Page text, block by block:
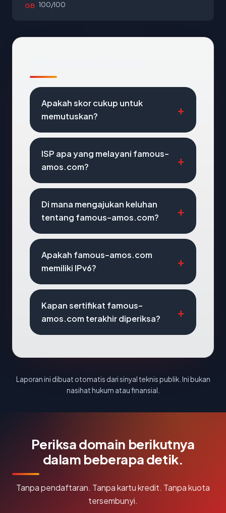
GB 100/100
Apakah skor cukup untuk
memutuskan?
ISP apa yang melayani famous-
amos.com?
Di mana mengajukan keluhan
tentang famous-amos.com?
Apakah famous-amos.com
memiliki IPv6?
Kapan sertifikat famous-
amos.com terakhir diperiksa?
Laporan ini dibuat otomatis dari sinyal teknis publik. Ini bukan
nasihat hukum atau finansial.
Periksa domain berikutnya
dalam beberapa detik.
Tanpa pendaftaran. Tanpa kartu kredit. Tanpa kuota
tersembunyi.